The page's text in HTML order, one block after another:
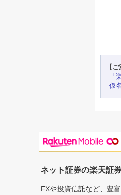
【
「
仮
ネット証券の楽天証
FXや投資信託など、豊